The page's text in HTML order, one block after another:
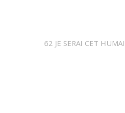
62 JE SERAI CET